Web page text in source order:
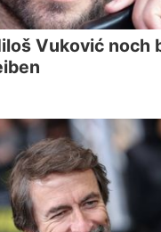
Vuković noch